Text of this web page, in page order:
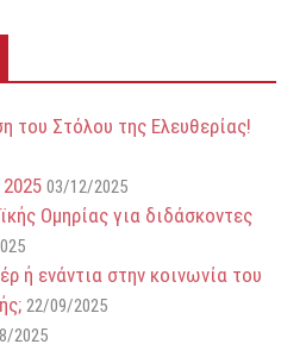
του Στόλου της Ελευθερίας!
03/12/2025
Ομηρίας για διδάσκοντες
ή ενάντια στην κοινωνία του
22/09/2025
2025